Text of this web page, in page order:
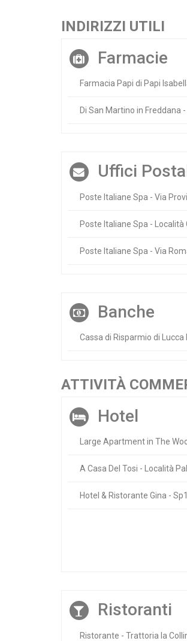
INDIRIZZI UTILI
Farmacie
Farmacia Papi di Papi
Di San Martino in Freddana
Uffici
Poste Italiane Spa - Via
Poste Italiane Spa -
Poste Italiane Spa - Via
Banche
Cassa di Risparmio di
ATTIVITÀ
Hotel
Large Apartment in The
A Casa Del Tosi - Località
Hotel & Ristorante Gina -
Ristoranti
Ristorante - Trattoria la